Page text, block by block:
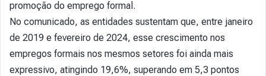
promoção do emprego formal.
No comunicado, as entidades sustentam que, entre janeiro
de 2019 e fevereiro de 2024, esse crescimento nos
empregos formais nos mesmos setores foi ainda mais
expressivo, atingindo 19,6%, superando em 5,3 pontos